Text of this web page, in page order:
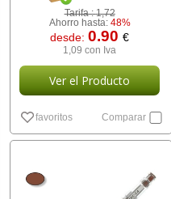
Tarifa :1,72
Ahorro hasta: 48%
desde:0.90€
1,09 con Iva
Ver el Producto
favoritos Comparar